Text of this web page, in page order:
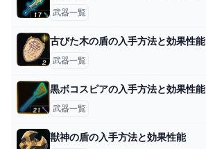
武器一覧
古びた木の盾の入手方法と効果性能
武器一覧
黒ボコスピアの入手方法と効果性能
武器一覧
獣神の盾の入手方法と効果性能